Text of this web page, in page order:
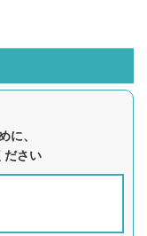
に、
ださい